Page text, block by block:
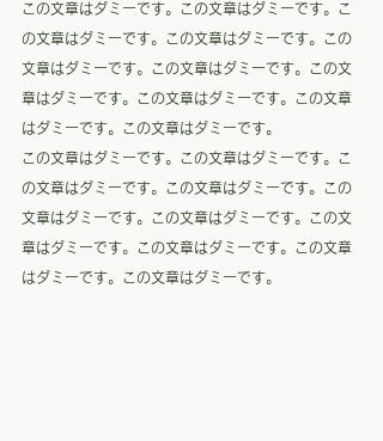
この文章はダミーです。この文章はダミーです。こ
の文章はダミーです。この文章はダミーです。この
文章はダミーです。この文章はダミーです。この文
章はダミーです。この文章はダミーです。この文章
はダミーです。この文章はダミーです。
この文章はダミーです。この文章はダミーです。こ
の文章はダミーです。この文章はダミーです。この
文章はダミーです。この文章はダミーです。この文
章はダミーです。この文章はダミーです。この文章
はダミーです。この文章はダミーです。